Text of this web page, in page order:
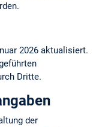
2026 aktualisiert.
Dritte.
der